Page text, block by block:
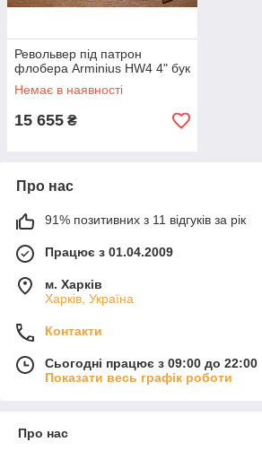
Револьвер під патрон
флобера Arminius HW4 4" бук
Немає в наявності
15 655 ₴
Про нас
91% позитивних з 11 відгуків за рік
Працює з 01.04.2009
м. Харків
Харків, Україна
Контакти
Сьогодні працює з 09:00 до 22:00
Показати весь графік роботи
Про нас